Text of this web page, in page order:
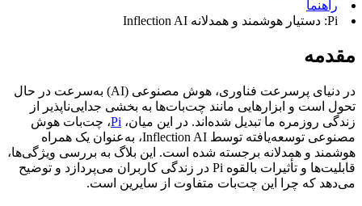
راهنما
Pi: دستیار هوشمند و همدلانه Inflection AI
مقدمه
در دنیای پرسرعت فناوری، هوش مصنوعی (AI) به‌سرعت در حال
تحول است و ابزارهایی مانند چت‌بات‌ها به بخشی جدایی‌ناپذیر از
زندگی روزمره ما تبدیل شده‌اند. در این میان، Pi، چت‌بات هوش
مصنوعی توسعه‌یافته توسط Inflection AI، به‌عنوان یک همراه
هوشمند و همدلانه برجسته شده است. این بلاگ به بررسی ویژگی‌ها،
قابلیت‌ها و تأثیرات بالقوه Pi در زندگی کاربران می‌پردازد و توضیح
می‌دهد که چرا این چت‌بات متفاوت از سایرین است.